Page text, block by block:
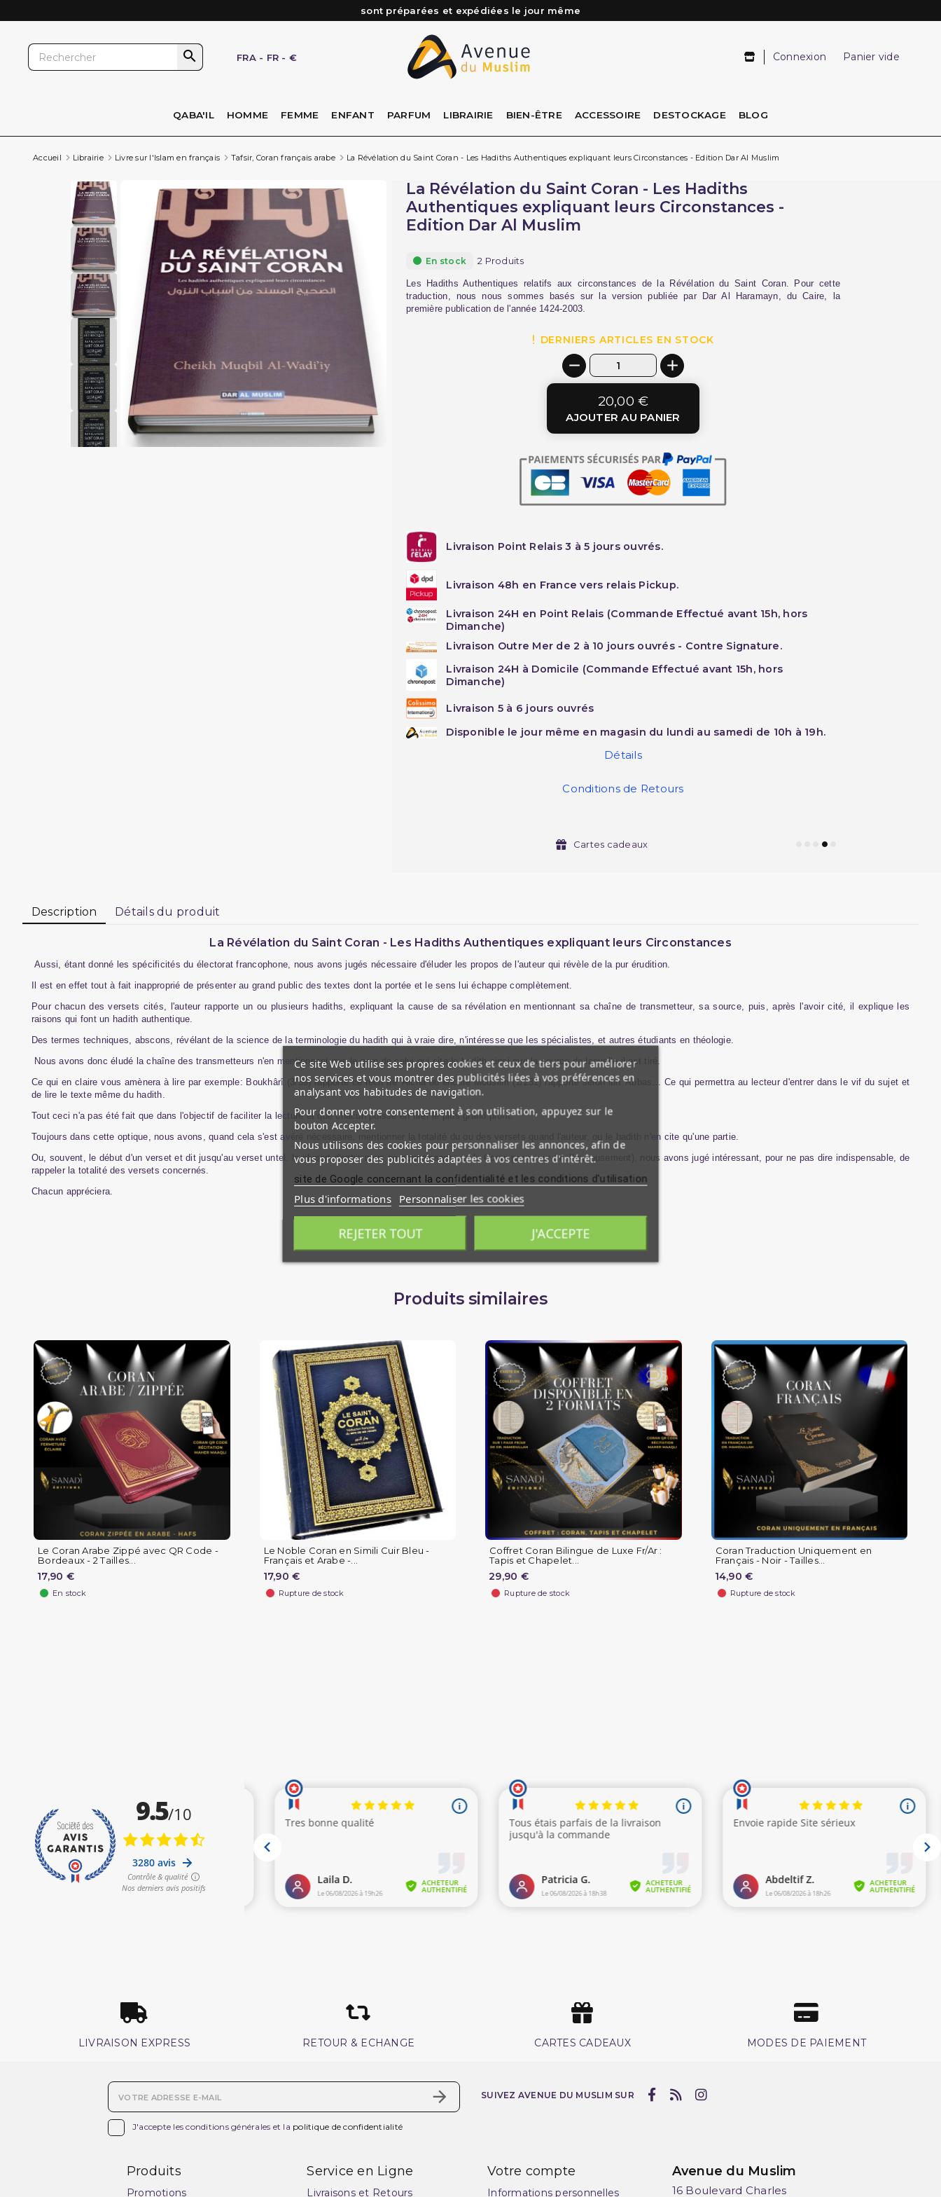
Besoin d'aide ? Retrouvez notre FAQ
Les Commandes passées avant 15h (lun au Vend)
sont préparées et expédiées le jour même
 FRA - FR - € Connexion Panier vide
QABA'IL HOMME FEMME ENFANT PARFUM LIBRAIRIE BIEN-ÊTRE ACCESSOIRE DESTOCKAGE BLOG
Accueil Librairie Livre sur l'Islam en français Tafsir, Coran français arabe La Révélation du Saint Coran - Les Hadiths Authentiques expliquant leurs Circonstances - Edition Dar Al Muslim
La Révélation du Saint Coran - Les Hadiths
Authentiques expliquant leurs Circonstances -
Edition Dar Al Muslim
En stock 2 Produits
Les Hadiths Authentiques relatifs aux circonstances de la Révélation du Saint Coran. Pour cette
traduction, nous nous sommes basés sur la version publiée par Dar Al Haramayn, du Caire, la
première publication de l'année 1424-2003.
DERNIERS ARTICLES EN STOCK
20,00 €
AJOUTER AU PANIER
Livraison Point Relais 3 à 5 jours ouvrés.
Livraison 48h en France vers relais Pickup.
Livraison 24H en Point Relais (Commande Effectué avant 15h, hors
Dimanche)
Livraison Outre Mer de 2 à 10 jours ouvrés - Contre Signature.
Livraison 24H à Domicile (Commande Effectué avant 15h, hors
Dimanche)
Livraison 5 à 6 jours ouvrés
Disponible le jour même en magasin du lundi au samedi de 10h à 19h.
Détails
Conditions de Retours
Cartes cadeaux
Description Détails du produit
La Révélation du Saint Coran - Les Hadiths Authentiques expliquant leurs Circonstances
Aussi, étant donné les spécificités du électorat francophone, nous avons jugés nécessaire d'éluder les propos de l'auteur qui révèle de la pur érudition.
Il est en effet tout à fait inapproprié de présenter au grand public des textes dont la portée et le sens lui échappe complètement.
Pour chacun des versets cités, l'auteur rapporte un ou plusieurs hadiths, expliquant la cause de sa révélation en mentionnant sa chaîne de transmetteur, sa source, puis, après l'avoir cité, il explique les
raisons qui font un hadith authentique.
Des termes techniques, abscons, révélant de la science de la terminologie du hadith qui à vraie dire, n'intéresse que les spécialistes, et autres étudiants en théologie.
Nous avons donc éludé la chaîne des transmetteurs n'en mentionnant que le nom de celui qui cite le hadith ainsi que la source de laquelle il est tiré.
Ce qui en claire vous amènera à lire par exemple: Boukhârî (3/59) rapporte ce récit de 'Aicha ou encore Mouslim (1/231) rapporte selon ibn 'Abbas... Ce qui permettra au lecteur d'entrer dans le vif du sujet et
de lire le texte même du hadith.
Tout ceci n'a pas été fait que dans l'objectif de faciliter la lecture et que chacun puisse en tirer le plus grand profit.
Toujours dans cette optique, nous avons, quand cela s'est avéré nécessaire, mentionner la totalité du ou des versets quand l'auteur, ou le hadith n'en cite qu'une partie.
Ou, souvent, le début d'un verset et dit jusqu'au verset untel. la plupart d'entre nous ne connaissant pas le Coran par coeur (malheureusement), nous avons jugé intéressant, pour ne pas dire indispensable, de
rappeler la totalité des versets concernés.
Chacun appréciera.
Produits similaires
Le Coran Arabe Zippé avec QR Code -
Bordeaux - 2 Tailles...
17,90 €
En stock
Le Noble Coran en Simili Cuir Bleu -
Français et Arabe -...
17,90 €
Rupture de stock
Coffret Coran Bilingue de Luxe Fr/Ar :
Tapis et Chapelet...
29,90 €
Rupture de stock
Coran Traduction Uniquement en
Français - Noir - Tailles...
14,90 €
Rupture de stock
LIVRAISON EXPRESS RETOUR & ECHANGE CARTES CADEAUX MODES DE PAIEMENT
J'accepte les conditions générales et la politique de confidentialité
SUIVEZ AVENUE DU MUSLIM SUR
Produits
Promotions
Service en Ligne
Livraisons et Retours
Votre compte
Informations personnelles
Avenue du Muslim
16 Boulevard Charles
Ce site Web utilise ses propres cookies et ceux de tiers pour améliorer
nos services et vous montrer des publicités liées à vos préférences en
analysant vos habitudes de navigation.
Pour donner votre consentement à son utilisation, appuyez sur le
bouton Accepter.
Nous utilisons des cookies pour personnaliser les annonces, afin de
vous proposer des publicités adaptées à vos centres d'intérêt.
site de Google concernant la confidentialité et les conditions d'utilisation
Plus d'informations Personnaliser les cookies
REJETER TOUT J'ACCEPTE